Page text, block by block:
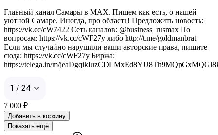
Главный канал Самары в MAX. Пишем как есть, о нашей
уютной Самаре. Иногда, про область! Предложить новость:
https://vk.cc/cW7422 Сеть каналов: @business_rusmax По
вопросам: https://vk.cc/cWF27y либо http://t.me/goldmanbrat
Если мы случайно нарушили ваши авторские права, пишите
сюда: https://vk.cc/cWF27y Биржа:
https://telega.in/m/
1 / 24
7 000 ₽
Добавить в корзину
Показать ещё